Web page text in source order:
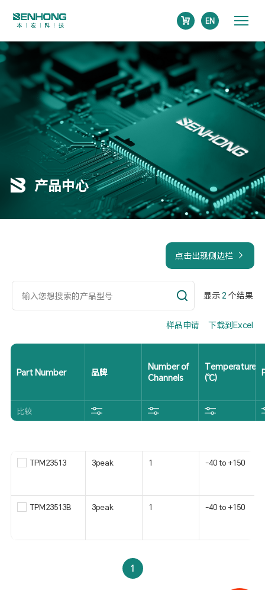
EN
产品中心
点击出现侧边栏
显示 2 个结果
样品申请 下载到Excel
Part Number 品牌
Number of
Channels
Temperature
(℃)
比较
TPM23513 3peak 1 -40 to +150
TPM23513B 3peak 1 -40 to +150
1